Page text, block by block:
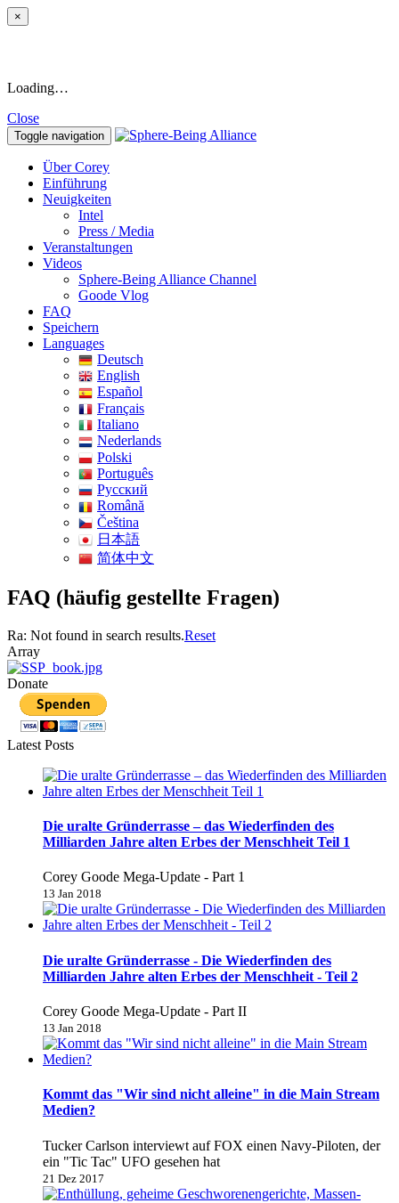
×
Loading…
Close
Toggle navigation
Über Corey
Einführung
Neuigkeiten
Intel
Press / Media
Veranstaltungen
Videos
Sphere-Being Alliance Channel
Goode Vlog
FAQ
Speichern
Languages
Deutsch
English
Español
Français
Italiano
Nederlands
Polski
Português
Pусский
Română
Čeština
日本語
简体中文
FAQ (häufig gestellte Fragen)
Ra: Not found in search results.Reset
Array
Donate
Latest Posts
Die uralte Gründerrasse – das Wiederfinden des
Milliarden Jahre alten Erbes der Menschheit Teil 1
Corey Goode Mega-Update - Part 1
13 Jan 2018
Die uralte Gründerrasse - Die Wiederfinden des
Milliarden Jahre alten Erbes der Menschheit - Teil 2
Corey Goode Mega-Update - Part II
13 Jan 2018
Kommt das "Wir sind nicht alleine" in die Main Stream
Medien?
Tucker Carlson interviewt auf FOX einen Navy-Piloten, der
ein "Tic Tac" UFO gesehen hat
21 Dez 2017